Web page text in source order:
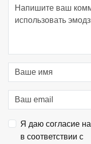
Я даю согласие
в соответствии с